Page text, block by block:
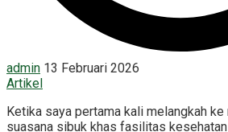
admin 13 Februari 2026
Artikel
Ketika saya pertama kali melangkah ke
suasana sibuk khas fasilitas